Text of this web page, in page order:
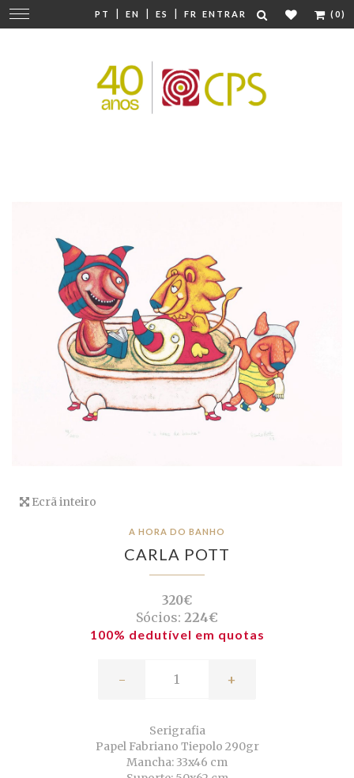
PT | EN | ES | FR ENTRAR (0)
Mudar
navegação
Ecrã inteiro
A HORA DO BANHO
CARLA POTT
320€
Sócios: 224€
100% dedutível em quotas
- +
Serigrafia
Papel Fabriano Tiepolo 290gr
Mancha: 33x46 cm